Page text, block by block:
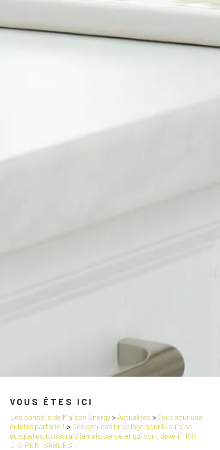
VOUS ÊTES ICI
Les conseils de Maison Energy> Actualités > Tout pour une
cuisine parfaite ! > Ces astuces bricolage pour la cuisine
auxquelles tu n’aurais jamais pensé et qui vont devenir IN-
DIS-PEN-SABLES !